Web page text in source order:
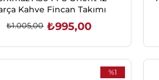
Kahve Fincan Takımı
₺995,00
₺1.005,00
%1